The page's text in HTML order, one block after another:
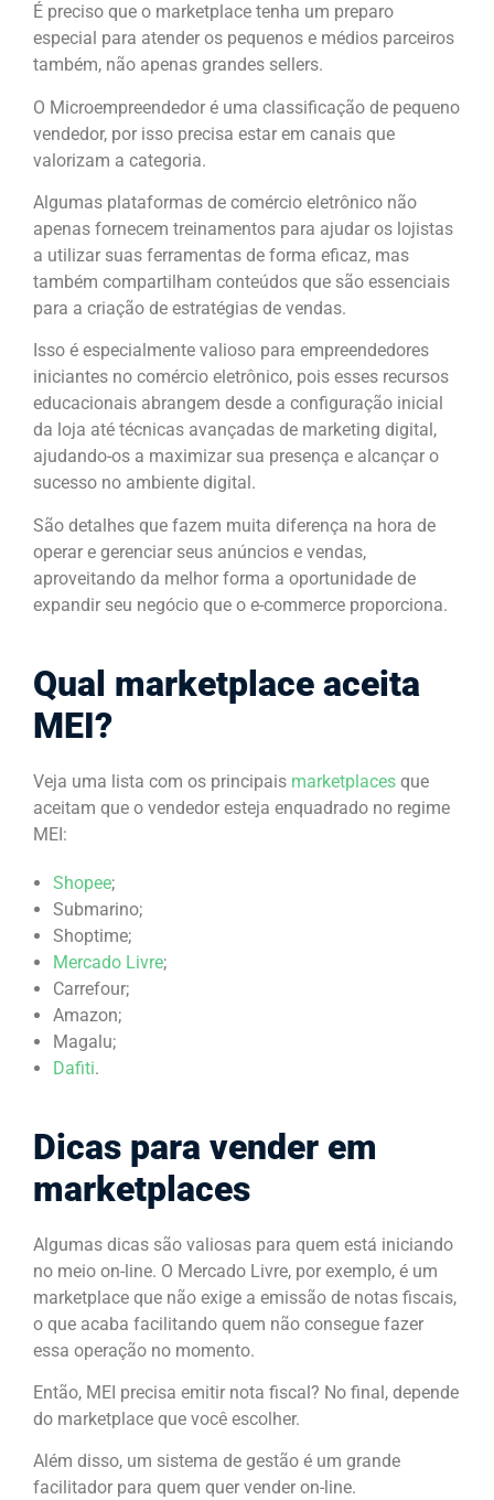
É preciso que o marketplace tenha um preparo
especial para atender os pequenos e médios parceiros
também, não apenas grandes sellers.
O Microempreendedor é uma classificação de pequeno
vendedor, por isso precisa estar em canais que
valorizam a categoria.
Algumas plataformas de comércio eletrônico não
apenas fornecem treinamentos para ajudar os lojistas
a utilizar suas ferramentas de forma eficaz, mas
também compartilham conteúdos que são essenciais
para a criação de estratégias de vendas.
Isso é especialmente valioso para empreendedores
iniciantes no comércio eletrônico, pois esses recursos
educacionais abrangem desde a configuração inicial
da loja até técnicas avançadas de marketing digital,
ajudando-os a maximizar sua presença e alcançar o
sucesso no ambiente digital.
São detalhes que fazem muita diferença na hora de
operar e gerenciar seus anúncios e vendas,
aproveitando da melhor forma a oportunidade de
expandir seu negócio que o e-commerce proporciona.
Qual marketplace aceita
MEI?
Veja uma lista com os principais marketplaces que
aceitam que o vendedor esteja enquadrado no regime
MEI:
Shopee;
Submarino;
Shoptime;
Mercado Livre;
Carrefour;
Amazon;
Magalu;
Dafiti.
Dicas para vender em
marketplaces
Algumas dicas são valiosas para quem está iniciando
no meio on-line. O Mercado Livre, por exemplo, é um
marketplace que não exige a emissão de notas fiscais,
o que acaba facilitando quem não consegue fazer
essa operação no momento.
Então, MEI precisa emitir nota fiscal? No final, depende
do marketplace que você escolher.
Além disso, um sistema de gestão é um grande
facilitador para quem quer vender on-line.